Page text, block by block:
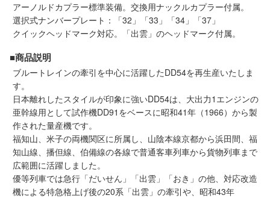
お役立ち情報
鉄道模型の情報 商品レビュー
メルマガ登録 LINEお友達登録
ご注文方法
ヘルプページ
アーノルドカプラー標準装備。交換用ナックルカプラー付属。
選択式ナンバープレート：「32」「33」「34」「37」
クイックヘッドマーク対応。「出雲」のヘッドマーク付属。
■商品説明
ブルートレインの牽引を中心に活躍したDD54を再生産いたしま
す。
日本離れしたスタイルが印象に強いDD54は、大出力1エンジンの
亜幹線用として試作機DD91をベースに昭和41年（1966）から製
作された量産機です。
福知山、米子の両機関区に所属し、山陰本線京都から浜田間、福
知山線、播但線、伯備線の各線で普通客車列車から貨物列車まで
広範囲に活躍しました。
優等列車では急行「だいせん」「出雲」「おき」の他、対応改造
機による特急格上げ後の20系「出雲」の牽引や、昭和43年